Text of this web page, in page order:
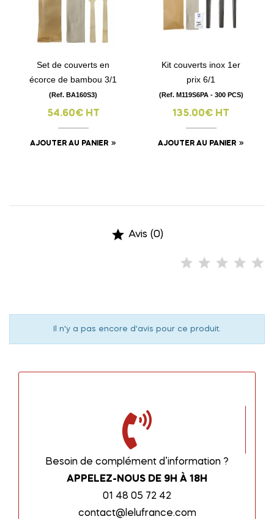
Set de couverts en
écorce de bambou 3/1
(Ref. BA160S3)
54.60€ HT
AJOUTER AU PANIER
Kit couverts inox 1er
prix 6/1
(Ref. M119S6PA - 300 PCS)
135.00€ HT
AJOUTER AU PANIER
 Avis (0)
Il n'y a pas encore d'avis pour ce produit.
Besoin de complément d’information ?
APPELEZ-NOUS DE 9H À 18H
01 48 05 72 42
contact@lelufrance.com